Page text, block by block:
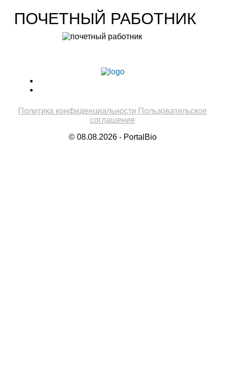
ПОЧЕТНЫЙ РАБОТНИК
Политика конфиденциальности Пользовательское
соглашение
© 08.08.2026 - PortalBio